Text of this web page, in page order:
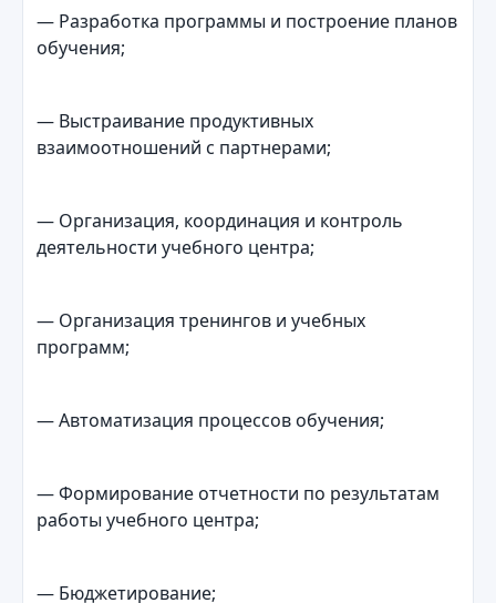
— Разработка программы и построение планов
обучения;
— Выстраивание продуктивных
взаимоотношений с партнерами;
— Организация, координация и контроль
деятельности учебного центра;
— Организация тренингов и учебных
программ;
— Автоматизация процессов обучения;
— Формирование отчетности по результатам
работы учебного центра;
— Бюджетирование;